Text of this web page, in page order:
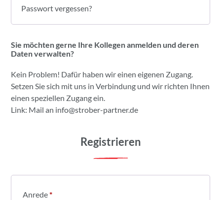
Passwort vergessen?
Sie möchten gerne Ihre Kollegen anmelden und deren
Daten verwalten?
Kein Problem! Dafür haben wir einen eigenen Zugang.
Setzen Sie sich mit uns in Verbindung und wir richten Ihnen
einen speziellen Zugang ein.
Link: Mail an info@strober-partner.de
Registrieren
Anrede*